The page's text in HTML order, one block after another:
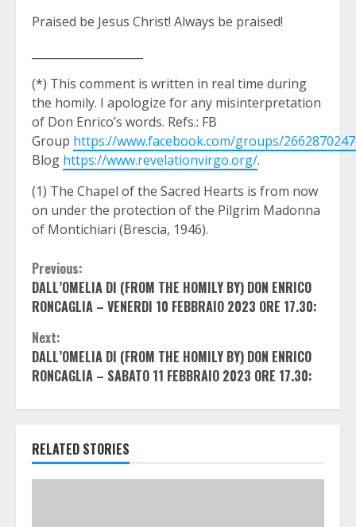
Praised be Jesus Christ! Always be praised!
(*) This comment is written in real time during
the homily. I apologize for any misinterpretation
of Don Enrico’s words. Refs.: FB
Group https://www.facebook.com/groups/
Blog https://www.revelationvirgo.org/.
(1) The Chapel of the Sacred Hearts is from now
on under the protection of the Pilgrim Madonna
of Montichiari (Brescia, 1946).
Continue
Reading
Previous:
DALL’OMELIA DI (FROM THE HOMILY BY) DON ENRICO
RONCAGLIA – VENERDI 10 FEBBRAIO 2023 ORE 17.30:
Next:
DALL’OMELIA DI (FROM THE HOMILY BY) DON ENRICO
RONCAGLIA – SABATO 11 FEBBRAIO 2023 ORE 17.30:
RELATED STORIES